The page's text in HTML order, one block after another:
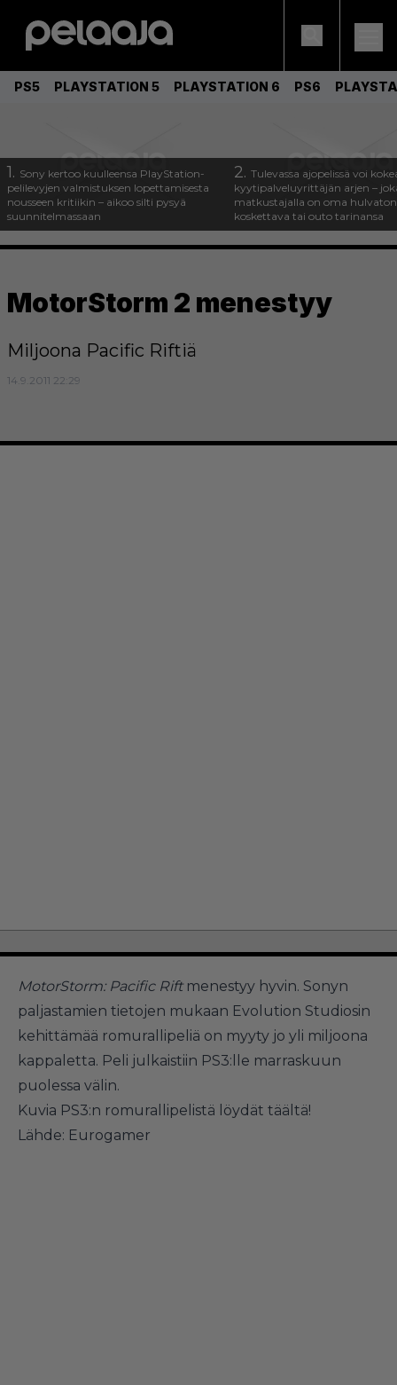
PS5 PLAYSTATION 5 PLAYSTATION 6 PS6
1. Sony kertoo kuulleensa PlayStation-
pelilevyjen valmistuksen lopettamisesta
nousseen kritiikin – aikoo silti pysyä
suunnitelmassaan
2. Tulevassa ajopelissä voi
kyytipalveluyrittäjän arjen –
matkustajalla on oma
koskettava tai outo tarinansa
MotorStorm 2 menestyy
Miljoona Pacific Riftiä
14.9.2011 22:29
MotorStorm: Pacific Riftmenestyy hyvin. Sonyn
paljastamien tietojen mukaan Evolution Studiosin
kehittämää romurallipeliä on myyty jo yli miljoona
kappaletta. Peli julkaistiin PS3:lle marraskuun
puolessa välin.
Kuvia PS3:n romurallipelistä löydät täältä!
Lähde: Eurogamer